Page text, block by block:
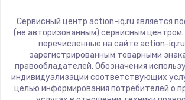
Сервисный центр action-iq.ru является
(не авторизованным) сервисным
перечисленные на сайте action-
зарегистрированным товарными
правообладателей. Обозначения
индивидуализации соответствующих
целью информирования потребителей о